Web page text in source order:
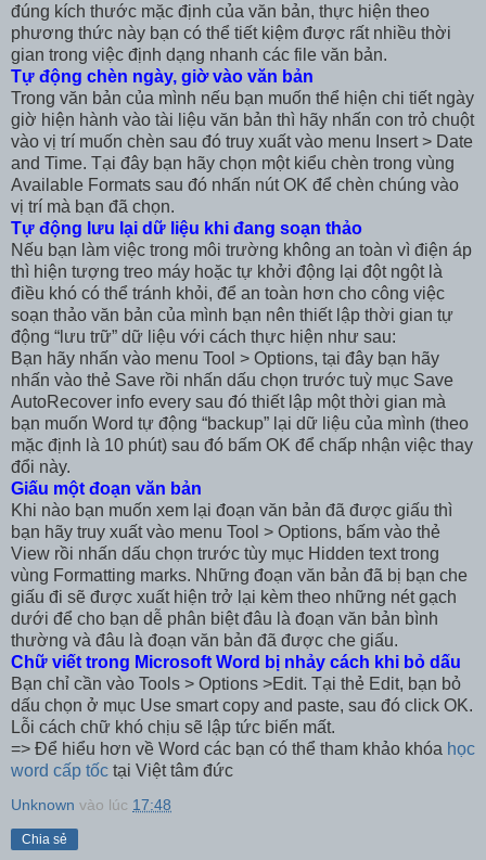
đúng kích thước mặc định của văn bản, thực hiện theo
phương thức này bạn có thể tiết kiệm được rất nhiều thời
gian trong việc định dạng nhanh các file văn bản.
Tự động chèn ngày, giờ vào văn bản
Trong văn bản của mình nếu bạn muốn thể hiện chi tiết ngày
giờ hiện hành vào tài liệu văn bản thì hãy nhấn con trỏ chuột
vào vị trí muốn chèn sau đó truy xuất vào menu Insert > Date
and Time. Tại đây bạn hãy chọn một kiểu chèn trong vùng
Available Formats sau đó nhấn nút OK để chèn chúng vào
vị trí mà bạn đã chọn.
Tự động lưu lại dữ liệu khi đang soạn thảo
Nếu bạn làm việc trong môi trường không an toàn vì điện áp
thì hiện tượng treo máy hoặc tự khởi động lại đột ngột là
điều khó có thể tránh khỏi, để an toàn hơn cho công việc
soạn thảo văn bản của mình bạn nên thiết lập thời gian tự
động “lưu trữ” dữ liệu với cách thực hiện như sau:
Bạn hãy nhấn vào menu Tool > Options, tại đây bạn hãy
nhấn vào thẻ Save rồi nhấn dấu chọn trước tuỳ mục Save
AutoRecover info every sau đó thiết lập một thời gian mà
bạn muốn Word tự động “backup” lại dữ liệu của mình (theo
mặc định là 10 phút) sau đó bấm OK để chấp nhận việc thay
đổi này.
Giấu một đoạn văn bản
Khi nào bạn muốn xem lại đoạn văn bản đã được giấu thì
bạn hãy truy xuất vào menu Tool > Options, bấm vào thẻ
View rồi nhấn dấu chọn trước tùy mục Hidden text trong
vùng Formatting marks. Những đoạn văn bản đã bị bạn che
giấu đi sẽ được xuất hiện trở lại kèm theo những nét gạch
dưới để cho bạn dễ phân biệt đâu là đoạn văn bản bình
thường và đâu là đoạn văn bản đã được che giấu.
Chữ viết trong Microsoft Word bị nhảy cách khi bỏ dấu
Bạn chỉ cần vào Tools > Options >Edit. Tại thẻ Edit, bạn bỏ
dấu chọn ở mục Use smart copy and paste, sau đó click OK.
Lỗi cách chữ khó chịu sẽ lập tức biến mất.
=> Để hiểu hơn về Word các bạn có thể tham khảo khóa học
word cấp tốc tại Việt tâm đức
Unknown vào lúc 17:48
Chia sẻ